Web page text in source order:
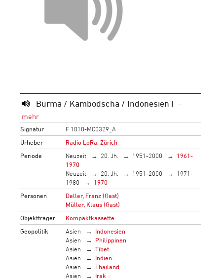
Burma / Kambodscha / Indonesien I
Signatur
F 1010-MC0329_A
Urheber
Radio LoRa, Zürich
Periode
Neuzeit 20. Jh. 1951-2000
1961-
1970
Neuzeit
20. Jh. 1951-2000
1971-
1980
1970
Personen
Deller, Franz (Gast)
Müller, Klaus (Gast)
Objektträger
Kompaktkassette
Geopolitik
Asien
Indonesien
Asien
Philippinen
Asien
Tibet
Asien
Indien
Asien
Thailand
Asien
Irak